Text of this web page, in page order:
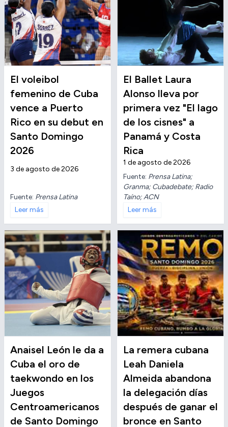
El voleibol
femenino de Cuba
vence a Puerto
Rico en su debut en
Santo Domingo
2026
3 de agosto de 2026
Fuente: Prensa Latina
Leer más
El Ballet Laura
Alonso lleva por
primera vez "El lago
de los cisnes" a
Panamá y Costa
Rica
1 de agosto de 2026
Fuente: Prensa Latina;
Granma; Cubadebate; Radio
Taíno; ACN
Leer más
Anaisel León le da a
Cuba el oro de
taekwondo en los
Juegos
Centroamericanos
de Santo Domingo
La remera cubana
Leah Daniela
Almeida abandona
la delegación días
después de ganar el
bronce en Santo